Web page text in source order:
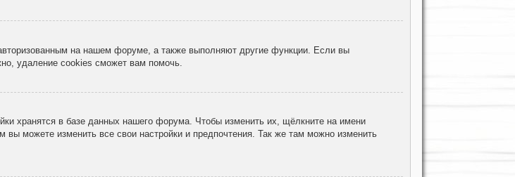
на нашем форуме, а также выполняют другие функции. Если вы
удаление cookies сможет вам помочь.
хранятся в базе данных нашего форума. Чтобы изменить их, щёлкните на имени
вы можете изменить все свои настройки и предпочтения. Так же там можно изменить